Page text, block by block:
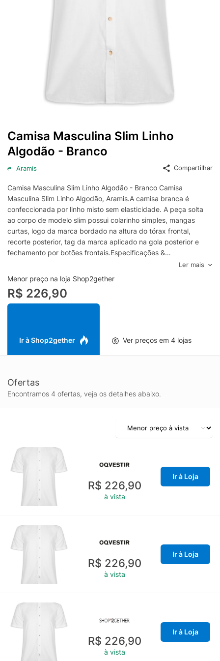
Camisa Masculina Slim Linho
Algodão - Branco
Aramis Compartilhar
Camisa Masculina Slim Linho Algodão - Branco Camisa
Masculina Slim Linho Algodão, Aramis.A camisa branca é
confeccionada por linho misto sem elasticidade. A peça solta
ao corpo de modelo slim possui colarinho simples, mangas
curtas, logo da marca bordado na altura do tórax frontal,
recorte posterior, tag da marca aplicado na gola posterior e
fechamento por botões frontais.Especificações &
AlgodãoCor: Branco Marca: Aramis
Ler mais
Menor preço na loja Shop2gether
R$ 226,90
Ir à Shop2gether Ver preços em 4 lojas
Ofertas
Encontramos 4 ofertas, veja os detalhes abaixo.
R$ 226,90
à vista
Ir à Loja
R$ 226,90
à vista
Ir à Loja
R$ 226,90
à vista
Ir à Loja